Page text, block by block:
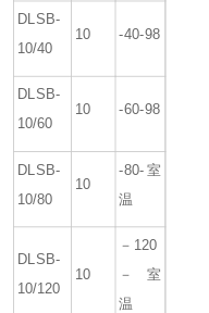
DLSB-
10/40
10 -40-98
DLSB-
10/60
10 -60-98
DLSB-
10/80
10
-80-室
温
DLSB-
10/120
10
－120
－室
温